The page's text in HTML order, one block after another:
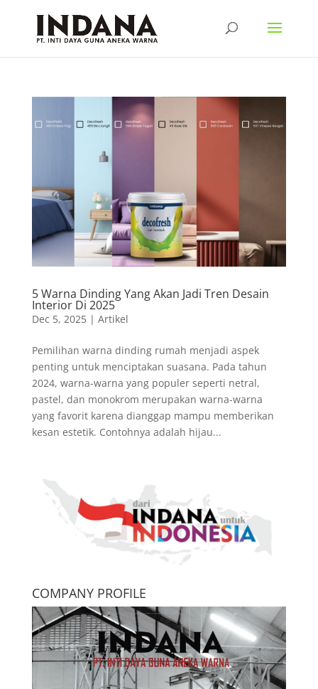
5 Warna Dinding Yang Akan Jadi Tren Desain
Interior Di 2025
Dec 5, 2025| Artikel
Pemilihan warna dinding rumah menjadi aspek
penting untuk menciptakan suasana. Pada tahun
2024, warna-warna yang populer seperti netral,
pastel, dan monokrom merupakan warna-warna
yang favorit karena dianggap mampu memberikan
kesan estetik. Contohnya adalah hijau...
COMPANY PROFILE